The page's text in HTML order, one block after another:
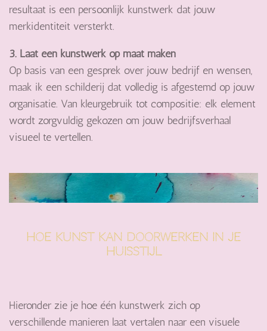
resultaat is een persoonlijk kunstwerk dat jouw
merkidentiteit versterkt.
3. Laat een kunstwerk op maat maken
Op basis van een gesprek over jouw bedrijf en wensen,
maak ik een schilderij dat volledig is afgestemd op jouw
organisatie. Van kleurgebruik tot compositie: elk element
wordt zorgvuldig gekozen om jouw bedrijfsverhaal
visueel te vertellen.
Hoe kunst kan doorwerken in je
huisstijl
Hieronder zie je hoe één kunstwerk zich op
verschillende manieren laat vertalen naar een visuele